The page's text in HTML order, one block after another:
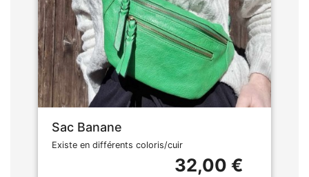
Sac Banane
Existe en différents coloris/cuir
32,00 €